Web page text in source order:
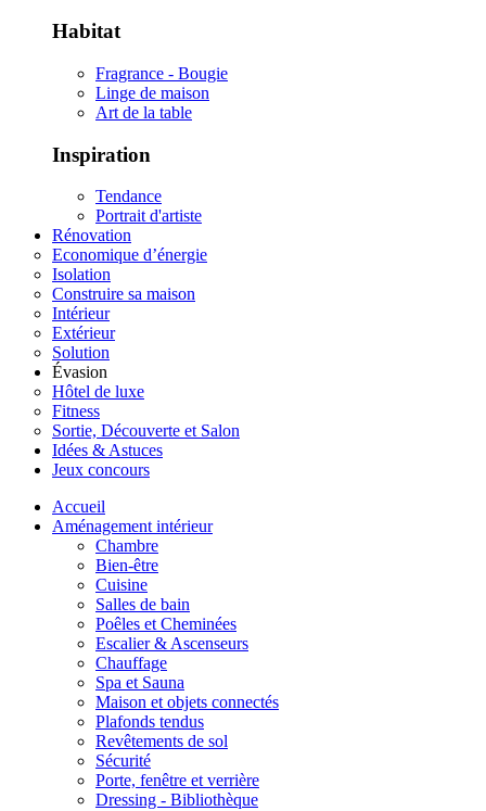
Habitat
Fragrance - Bougie
Linge de maison
Art de la table
Inspiration
Tendance
Portrait d'artiste
Rénovation
Economique d’énergie
Isolation
Construire sa maison
Intérieur
Extérieur
Solution
Évasion
Hôtel de luxe
Fitness
Sortie, Découverte et Salon
Idées & Astuces
Jeux concours
Accueil
Aménagement intérieur
Chambre
Bien-être
Cuisine
Salles de bain
Poêles et Cheminées
Escalier & Ascenseurs
Chauffage
Spa et Sauna
Maison et objets connectés
Plafonds tendus
Revêtements de sol
Sécurité
Porte, fenêtre et verrière
Dressing - Bibliothèque